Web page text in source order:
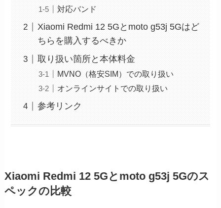
対応バンド
Xiaomi Redmi 12 5Gとmoto g53j 5Gはど
ちらを購入するべきか
取り扱い箇所と本体料金
MVNO（格安SIM）での取り扱い
オンラインサイトでの取り扱い
参考リンク
Xiaomi Redmi 12 5Gと moto g53j 5Gのス
ペックの比較